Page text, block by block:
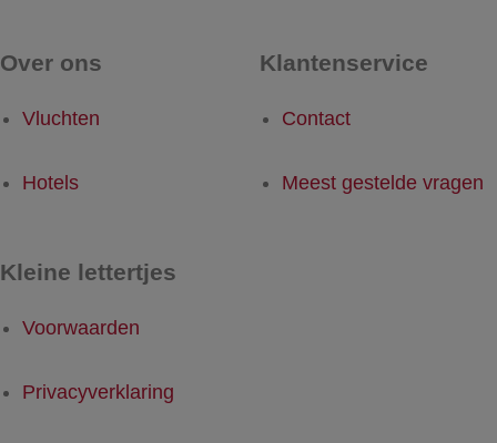
Over ons
Vluchten
Hotels
Klantenservice
Contact
Meest gestelde vragen
Kleine lettertjes
Voorwaarden
Privacyverklaring